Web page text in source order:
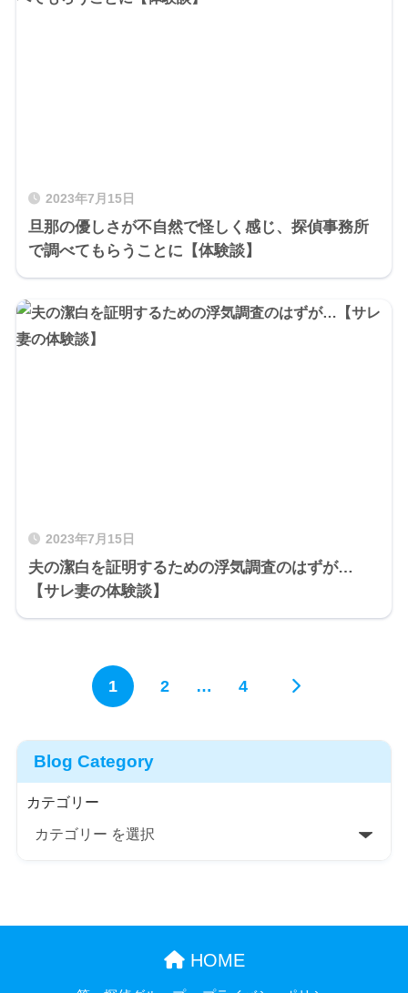
2023年7月15日
旦那の優しさが不自然で怪しく感じ、探偵事務所
で調べてもらうことに【体験談】
2023年7月15日
夫の潔白を証明するための浮気調査のはずが…
【サレ妻の体験談】
1 2 … 4
Blog Category
カテゴリー
HOME